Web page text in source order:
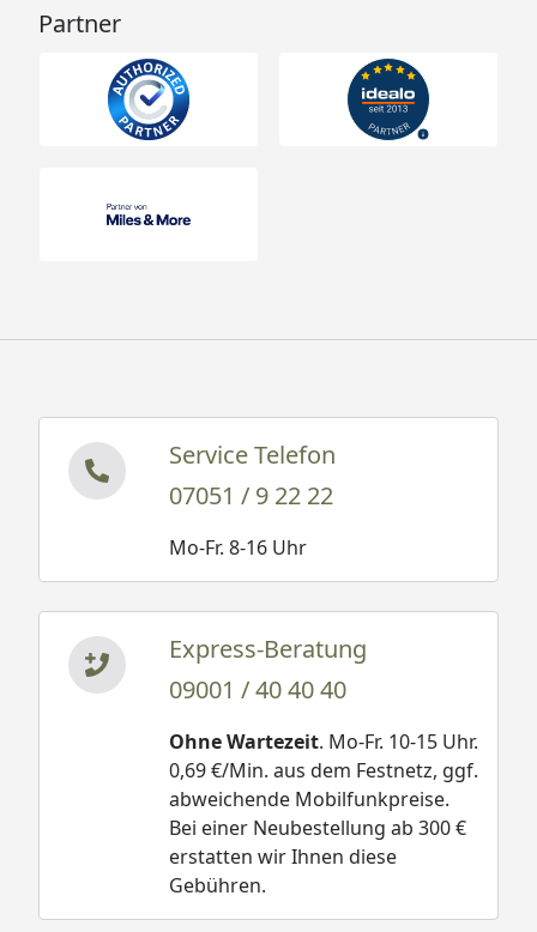
Partner
Service Telefon
07051 / 9 22 22
Mo-Fr. 8-16 Uhr
Express-Beratung
09001 / 40 40 40
Ohne Wartezeit. Mo-Fr. 10-15 Uhr.
0,69 €/Min. aus dem Festnetz, ggf.
abweichende Mobilfunkpreise.
Bei einer Neubestellung ab 300 €
erstatten wir Ihnen diese
Gebühren.